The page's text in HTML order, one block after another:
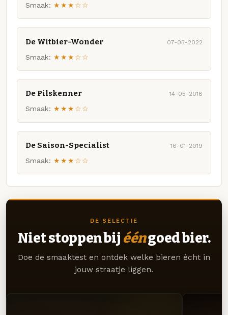
Smaak: ★★★☆☆
De Witbier-Wonder 07-05-2022
Smaak: ★★★☆☆
De Pilskenner 14-05-2018
Smaak: ★★★☆☆
De Saison-Specialist 16-01-2019
Smaak: ★★★☆☆
DE SELECTIE
Niet stoppen bij ééngoed bier.
Doe de smaaktest en ontdek welke bieren écht in
jouw straatje liggen.